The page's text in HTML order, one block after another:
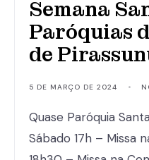
Semana
Paróquias
de
5 DE MARÇO DE 2024 •
Quase Paróquia
Sábado 17h – Missa